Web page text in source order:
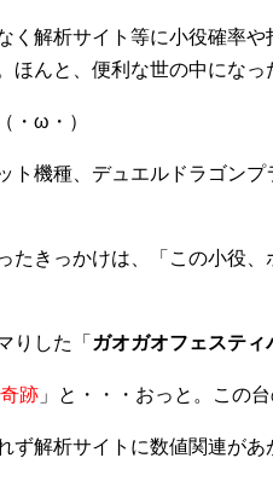
く解析サイト等に小役確率
ほんと、便利な世の中になっ
・ω・）
ト機種、デュエルドラゴン
たきっかけは、「この小役
りした「 ガオガオフェスティ
跡 」と・・・おっと。この
ず解析サイトに数値関連があ